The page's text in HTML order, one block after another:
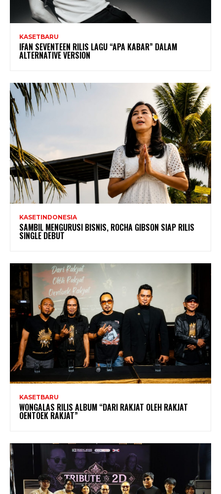
KASETBARU
IFAN SEVENTEEN RILIS LAGU “APA KABAR” DALAM
ALTERNATIVE VERSION
KASETINDONESIA
SAMBIL MENGURUSI BISNIS, ROCHA GIBSON SIAP RILIS
SINGLE DEBUT
KASETBARU
WONGALAS RILIS ALBUM “DARI RAKJAT OLEH RAKJAT
OENTOEK RAKJAT”